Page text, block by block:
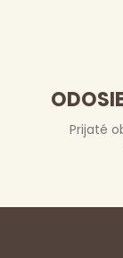
Prijaté